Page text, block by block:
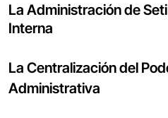
La Administración de
Interna
La Centralización del
Administrativa